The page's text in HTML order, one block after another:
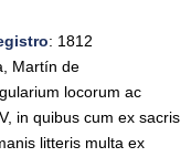
: 1812
Martín de
locorum ac
in quibus cum ex sacris
litteris multa ex